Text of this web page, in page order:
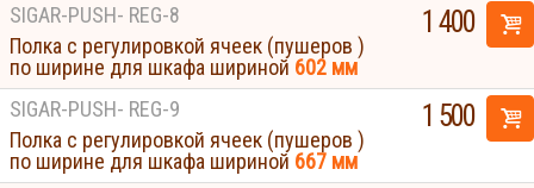
SIGAR-PUSH- REG-8
Полка с регулировкой ячеек (пушеров )
по ширине для шкафа шириной 602 мм
1 400
SIGAR-PUSH- REG-9
Полка с регулировкой ячеек (пушеров )
по ширине для шкафа шириной 667 мм
1 500